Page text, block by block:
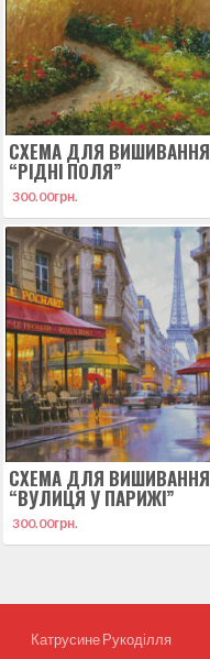
СХЕМА ДЛЯ ВИШИВАННЯ
“РІДНІ ПОЛЯ”
300.00грн.
СХЕМА ДЛЯ ВИШИВАННЯ
“ВУЛИЦЯ У ПАРИЖІ”
300.00грн.
Катрусине Рукоділля